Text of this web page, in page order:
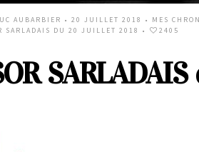
AUBARBIER • 20 JUILLET 2018 • MES
SARLADAIS DU 20 JUILLET 2018
• 2405